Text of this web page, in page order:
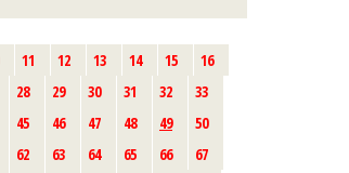
11 12 13 14 15
16
28 29 30 31 32
33
45 46 47 48 49
50
62 63 64 65 66
67